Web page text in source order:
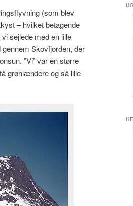
(som blev
– hvilket betagende
sejlede med en lille
Skovfjorden, der
”Vi” var en større
grønlændere og så lille